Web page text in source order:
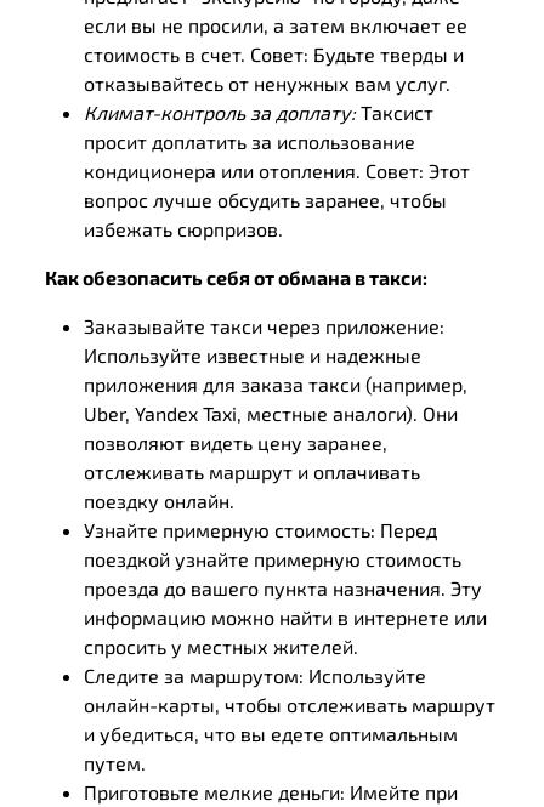
если вы не просили, а затем включает ее
стоимость в счет. Совет: Будьте тверды и
отказывайтесь от ненужных вам услуг.
Климат-контроль за доплату:Таксист
просит доплатить за использование
кондиционера или отопления. Совет: Этот
вопрос лучше обсудить заранее, чтобы
избежать сюрпризов.
Как обезопасить себя от обмана в такси:
Заказывайте такси через приложение:
Используйте известные и надежные
приложения для заказа такси (например,
Uber, Yandex Taxi, местные аналоги). Они
позволяют видеть цену заранее,
отслеживать маршрут и оплачивать
поездку онлайн.
Узнайте примерную стоимость: Перед
поездкой узнайте примерную стоимость
проезда до вашего пункта назначения. Эту
информацию можно найти в интернете или
спросить у местных жителей.
Следите за маршрутом: Используйте
онлайн-карты, чтобы отслеживать маршрут
и убедиться, что вы едете оптимальным
путем.
Приготовьте мелкие деньги: Имейте при